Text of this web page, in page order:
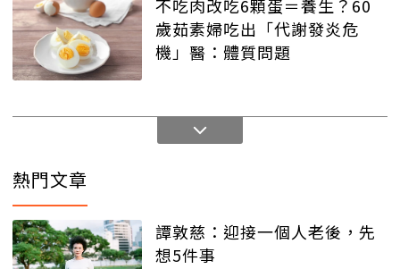
不吃肉改吃6顆蛋＝養生？60
歲茹素婦吃出「代謝發炎危
機」醫：體質問題
熱門文章
譚敦慈：迎接一個人老後，先
想5件事